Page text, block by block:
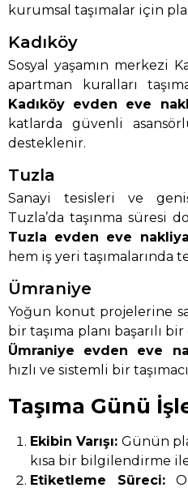
kurumsal taşımalar için
Kadıköy
Sosyal yaşamın merkezi
apartman kuralları
Kadıköy evden eve
katlarda güvenli
desteklenir.
Tuzla
Sanayi tesisleri ve
Tuzla’da taşınma süresi
Tuzla evden eve
hem iş yeri taşımalarında
Ümraniye
Yoğun konut projelerine
bir taşıma planı başarılı
Ümraniye evden eve
hızlı ve sistemli bir
Taşıma Günü
Ekibin Varışı: Günün
kısa bir bilgilendirme
Etiketleme Süreci: